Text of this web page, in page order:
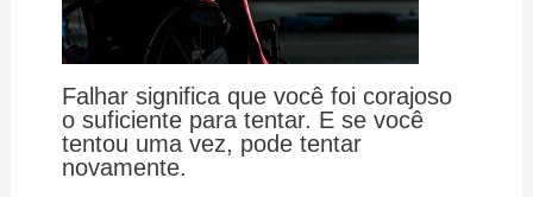
Falhar significa que você foi corajoso
o suficiente para tentar. E se você
tentou uma vez, pode tentar
novamente.